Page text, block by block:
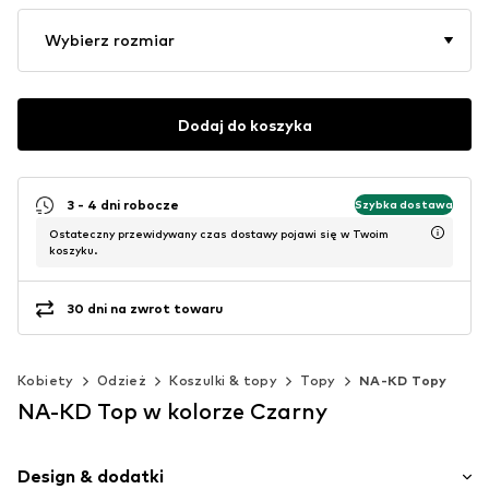
Wybierz rozmiar
Dodaj do koszyka
3 - 4 dni robocze Szybka dostawa
Ostateczny przewidywany czas dostawy pojawi się w Twoim
koszyku.
30 dni na zwrot towaru
Kobiety Odzież Koszulki & topy Topy NA-KD Topy
NA-KD Top w kolorze Czarny
Design & dodatki